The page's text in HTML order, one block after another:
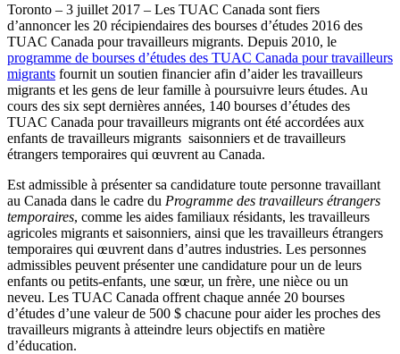
Toronto – 3 juillet 2017 – Les TUAC Canada sont fiers
d’annoncer les 20 récipiendaires des bourses d’études 2016 des
TUAC Canada pour travailleurs migrants. Depuis 2010, le
programme de bourses d’études des TUAC Canada pour travailleurs
migrants fournit un soutien financier afin d’aider les travailleurs
migrants et les gens de leur famille à poursuivre leurs études. Au
cours des six sept dernières années, 140 bourses d’études des
TUAC Canada pour travailleurs migrants ont été accordées aux
enfants de travailleurs migrants saisonniers et de travailleurs
étrangers temporaires qui œuvrent au Canada.
Est admissible à présenter sa candidature toute personne travaillant
au Canada dans le cadre du Programme des travailleurs étrangers
temporaires, comme les aides familiaux résidants, les travailleurs
agricoles migrants et saisonniers, ainsi que les travailleurs étrangers
temporaires qui œuvrent dans d’autres industries. Les personnes
admissibles peuvent présenter une candidature pour un de leurs
enfants ou petits-enfants, une sœur, un frère, une nièce ou un
neveu. Les TUAC Canada offrent chaque année 20 bourses
d’études d’une valeur de 500 $ chacune pour aider les proches des
travailleurs migrants à atteindre leurs objectifs en matière
d’éducation.